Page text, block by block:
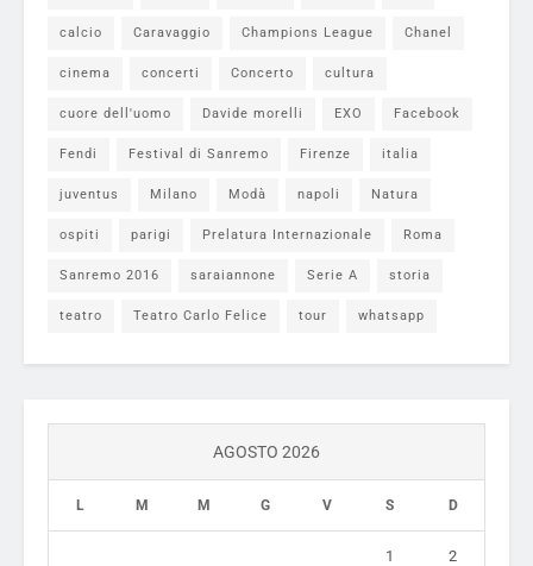
calcio Caravaggio Champions League Chanel
cinema concerti Concerto cultura
cuore dell'uomo Davide morelli EXO Facebook
Fendi Festival di Sanremo Firenze italia
juventus Milano Modà napoli Natura
ospiti parigi Prelatura Internazionale Roma
Sanremo 2016 saraiannone Serie A storia
teatro Teatro Carlo Felice tour whatsapp
AGOSTO 2026
L M M G V S D
1 2